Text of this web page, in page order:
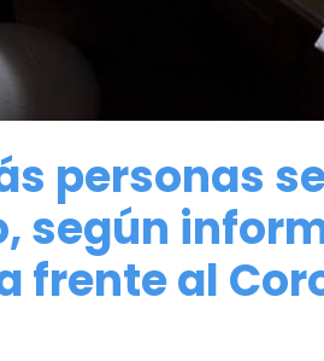
personas
según
frente al